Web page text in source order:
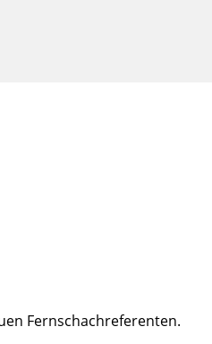
Fernschachreferenten.